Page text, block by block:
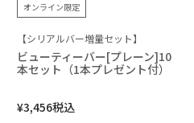
オンライン限定
【シリアルバー増量セット】
ビューティーバー[プレーン]10
本セット（1本プレゼント付）
¥3,456税込